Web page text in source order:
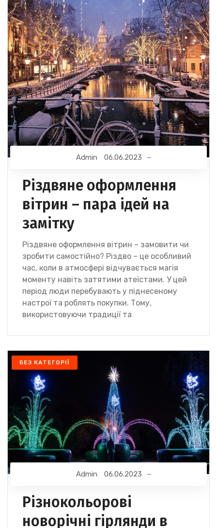
Admin 06.06.2023
Різдвяне оформлення
вітрин – пара ідей на
замітку
Різдвяне оформлення вітрин – замовити чи
зробити самостійно? Різдво – це особливий
час, коли в атмосфері відчувається магія
моменту навіть затятими атеїстами. У цей
період люди перебувають у піднесеному
настрої та роблять покупки. Тому,
використовуючи традиції та
БЕЗ КАТЕГОРІЇ
Admin 06.06.2023
Різнокольорові
новорічні гірлянди в